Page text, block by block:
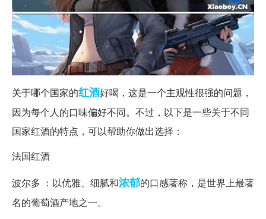
关于哪个国家的红酒好喝，这是一个主观性很强的问题，
因为每个人的口味偏好不同。不过，以下是一些关于不同
国家红酒的特点，可以帮助你做出选择：
法国红酒
波尔多 ：以优雅、细腻和浓郁的口感著称，是世界上最著
名的葡萄酒产地之一。